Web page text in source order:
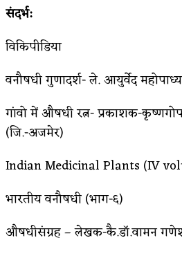
संदर्भ:
विकिपीडिया
वनौषधी गुणादर्श- ले. आयुर्वेद
गांवो में औषधी रत्न- प्रकाशक-
(जि.-अजमेर)
Indian Medicinal Plants (IV
भारतीय वनौषधी (भाग-६)
औषधीसंग्रह – लेखक-कै.डॉ.वामन